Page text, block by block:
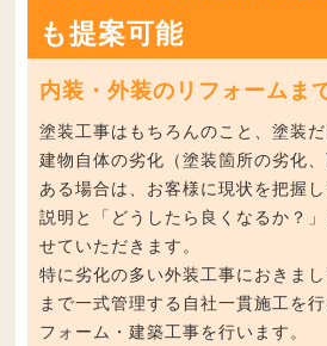
も提案可能
内装・外装のリフォームま
塗装工事はもちろんのこと、塗装
建物自体の劣化（塗装箇所の劣化
ある場合は、お客様に現状を把握
説明と
「どうしたら良くなるか？」
せていただきます。
特に劣化の多い外装工事におきまし
まで一式管理する自社一貫施工を
フォーム・建築工事を行います。